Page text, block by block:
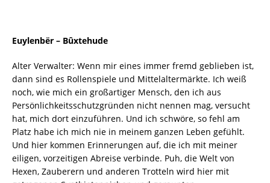
Euylenb​ë​r – B​û​xtehude
Alter Verwalter: Wenn mir eines immer fremd geblieben ist,
dann sind es Rollenspiele und Mittelaltermärkte. Ich weiß
noch, wie mich ein großartiger Mensch, den ich aus
Persönlichkeitsschutzgründen nicht nennen mag, versucht
hat, mich dort einzuführen. Und ich schwöre, so fehl am
Platz habe ich mich nie in meinem ganzen Leben gefühlt.
Und hier kommen Erinnerungen auf, die ich mit meiner
eiligen, vorzeitigen Abreise verbinde. Puh, die Welt von
Hexen, Zauberern und anderen Trotteln wird hier mit